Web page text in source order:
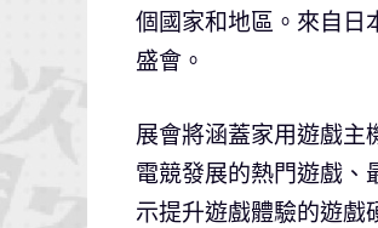
個國家和地區。來自日
盛會。
展會將涵蓋家用遊戲主
電競發展的熱門遊戲、
示提升遊戲體驗的遊戲